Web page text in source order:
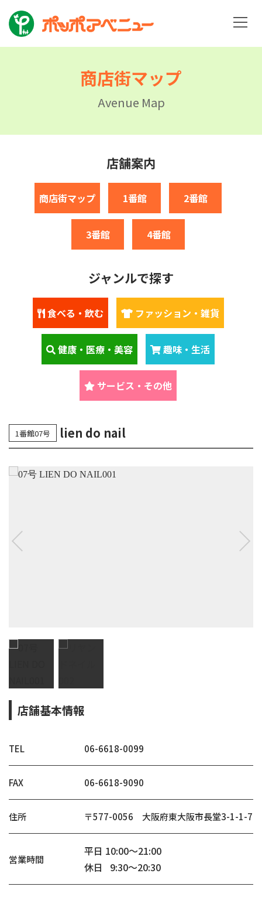
商店街マップ
Avenue Map
店舗案内
商店街マップ 1番館 2番館
3番館 4番館
ジャンルで探す
食べる・飲む ファッション・雑貨
健康・医療・美容 趣味・生活
サービス・その他
1番館07号 lien do nail
店舗基本情報
TEL 06-6618-0099
FAX 06-6618-9090
住所 〒577-0056 大阪府東大阪市長堂3-1-1-7
営業時間
平日 10:00～21:00
休日 9:30～20:30